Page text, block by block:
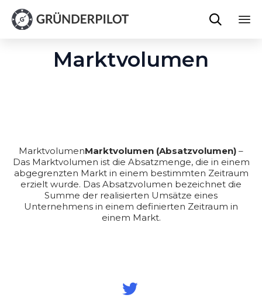

Marktvolumen
MarktvolumenMarktvolumen (Absatzvolumen) –
Das Marktvolumen ist die Absatzmenge, die in einem
abgegrenzten Markt in einem bestimmten Zeitraum
erzielt wurde. Das Absatzvolumen bezeichnet die
Summe der realisierten Umsätze eines
Unternehmens in einem definierten Zeitraum in
einem Markt.